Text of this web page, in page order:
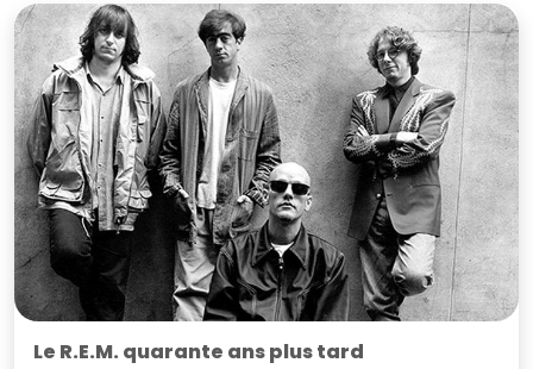
Le R.E.M. quarante ans plus tard